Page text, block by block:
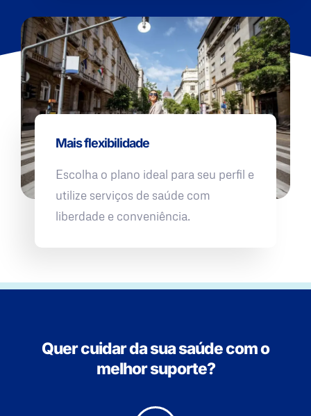
Mais flexibilidade
Escolha o plano ideal para seu perfil e
utilize serviços de saúde com
liberdade e conveniência.
Quer cuidar da sua saúde com o
melhor suporte?